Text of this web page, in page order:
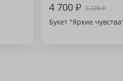
4 700₽ 5 220₽
Букет "Яркие